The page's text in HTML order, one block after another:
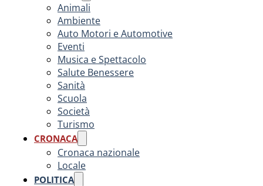
Animali
Ambiente
Auto Motori e Automotive
Eventi
Musica e Spettacolo
Salute Benessere
Sanità
Scuola
Società
Turismo
CRONACA
Cronaca nazionale
Locale
POLITICA